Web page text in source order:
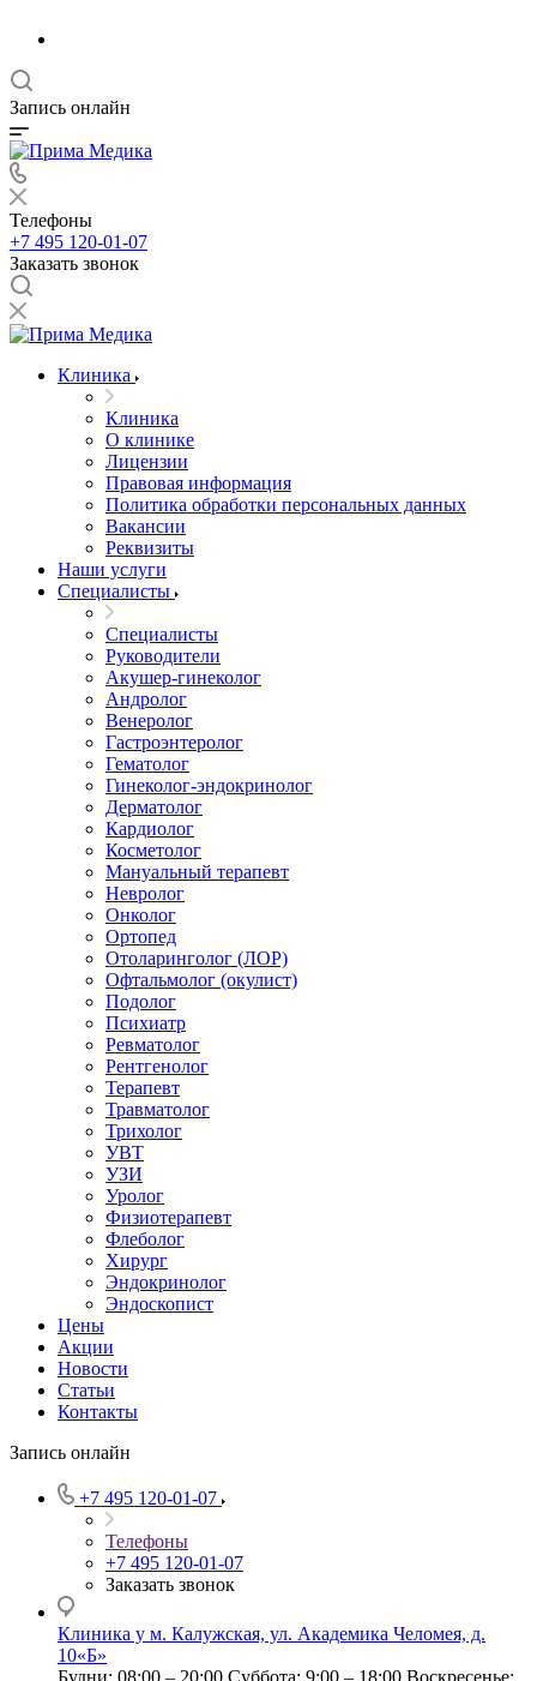
Запись онлайн
Телефоны
+7 495 120-01-07
Заказать звонок
Клиника
Клиника
О клинике
Лицензии
Правовая информация
Политика обработки персональных данных
Вакансии
Реквизиты
Наши услуги
Специалисты
Специалисты
Руководители
Акушер-гинеколог
Андролог
Венеролог
Гастроэнтеролог
Гематолог
Гинеколог-эндокринолог
Дерматолог
Кардиолог
Косметолог
Мануальный терапевт
Невролог
Онколог
Ортопед
Отоларинголог (ЛОР)
Офтальмолог (окулист)
Подолог
Психиатр
Ревматолог
Рентгенолог
Терапевт
Травматолог
Трихолог
УВТ
УЗИ
Уролог
Физиотерапевт
Флеболог
Хирург
Эндокринолог
Эндоскопист
Цены
Акции
Новости
Статьи
Контакты
Запись онлайн
+7 495 120-01-07
Телефоны
+7 495 120-01-07
Заказать звонок
Клиника у м. Калужская, ул. Академика Челомея, д.
10«Б»
Будни: 08:00 – 20:00 Суббота: 9:00 – 18:00 Воскресенье: